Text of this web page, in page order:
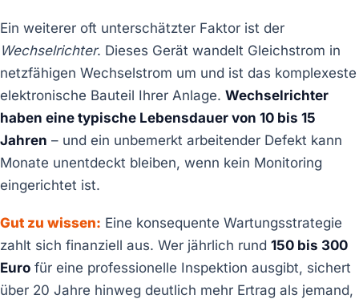
Ein weiterer oft unterschätzter Faktor ist der
Wechselrichter. Dieses Gerät wandelt Gleichstrom in
netzfähigen Wechselstrom um und ist das komplexeste
elektronische Bauteil Ihrer Anlage. Wechselrichter
haben eine typische Lebensdauer von 10 bis 15
Jahren – und ein unbemerkt arbeitender Defekt kann
Monate unentdeckt bleiben, wenn kein Monitoring
eingerichtet ist.
Gut zu wissen: Eine konsequente Wartungsstrategie
zahlt sich finanziell aus. Wer jährlich rund 150 bis 300
Euro für eine professionelle Inspektion ausgibt, sichert
über 20 Jahre hinweg deutlich mehr Ertrag als jemand,